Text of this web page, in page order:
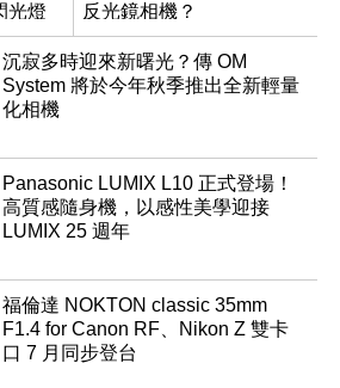
光燈
反光鏡相機？
沉寂多時迎來新曙光？傳 OM
System 將於今年秋季推出全新輕量
化相機
Panasonic LUMIX L10 正式登場！
高質感隨身機，以感性美學迎接
LUMIX 25 週年
福倫達 NOKTON classic 35mm
F1.4 for Canon RF、Nikon Z 雙卡
口 7 月同步登台